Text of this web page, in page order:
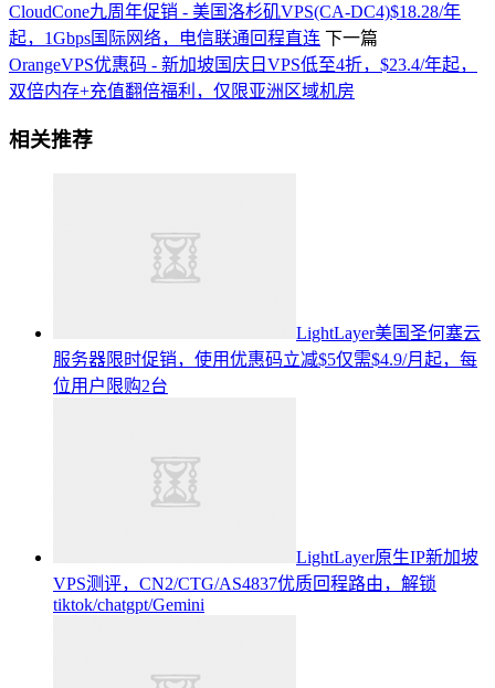
CloudCone九周年促销 - 美国洛杉矶VPS(CA-DC4)$18.28/年
起，1Gbps国际网络，电信联通回程直连 下一篇
OrangeVPS优惠码 - 新加坡国庆日VPS低至4折，$23.4/年起，
双倍内存+充值翻倍福利，仅限亚洲区域机房
相关推荐
LightLayer美国圣何塞云
服务器限时促销，使用优惠码立减$5仅需$4.9/月起，每
位用户限购2台
LightLayer原生IP新加坡
VPS测评，CN2/CTG/AS4837优质回程路由，解锁
tiktok/chatgpt/Gemini